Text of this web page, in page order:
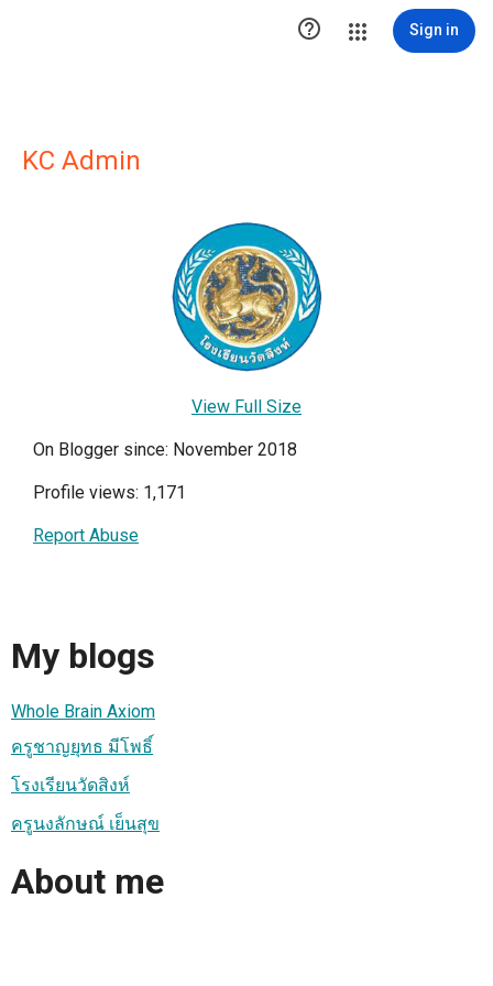
 Sign in
KC Admin
View Full Size
On Blogger since: November 2018
Profile views: 1,171
Report Abuse
My blogs
Whole Brain Axiom
ครูชาญยุทธ มีโพธิ์
โรงเรียนวัดสิงห์
ครูนงลักษณ์ เย็นสุข
About me